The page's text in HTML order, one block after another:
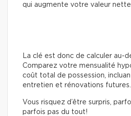
qui augmente votre valeur nette.
La clé est donc de calculer au-
Comparez votre mensualité
coût total de possession,
entretien et rénovations futures.
Vous risquez d’être surpris,
parfois pas du tout!